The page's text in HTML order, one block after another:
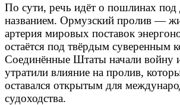
По сути, речь идёт о пошлинах под
названием. Ормузский пролив —
артерия мировых поставок
остаётся под твёрдым суверенным
Соединённые Штаты начали войну
утратили влияние на пролив,
оставался открытым для
судоходства.